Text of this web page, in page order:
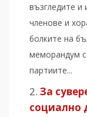
възгледите и
членове и
болките на
меморандум
партиите...
За
социално